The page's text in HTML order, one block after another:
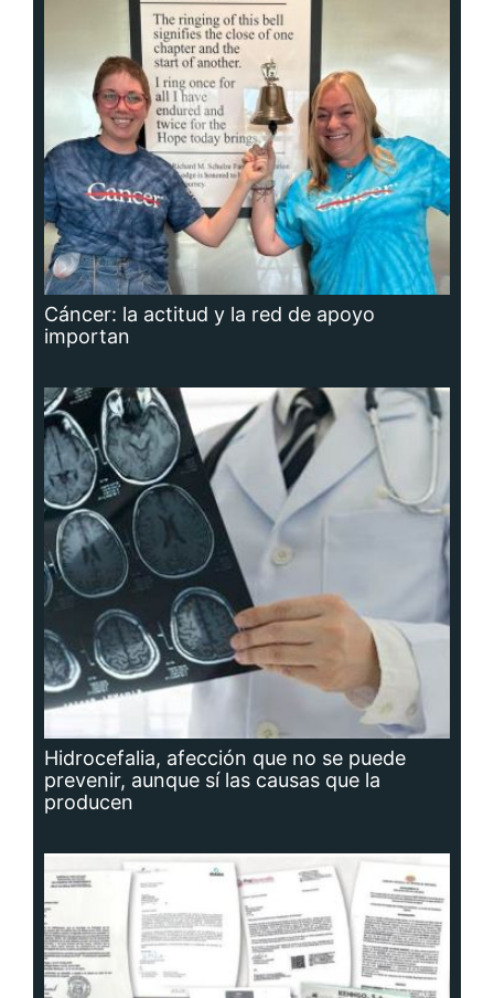
Cáncer: la actitud y la red de apoyo
importan
Hidrocefalia, afección que no se puede
prevenir, aunque sí las causas que la
producen